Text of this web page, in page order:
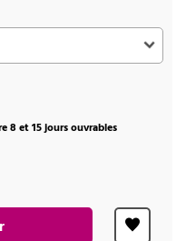
8 et 15 jours ouvrables